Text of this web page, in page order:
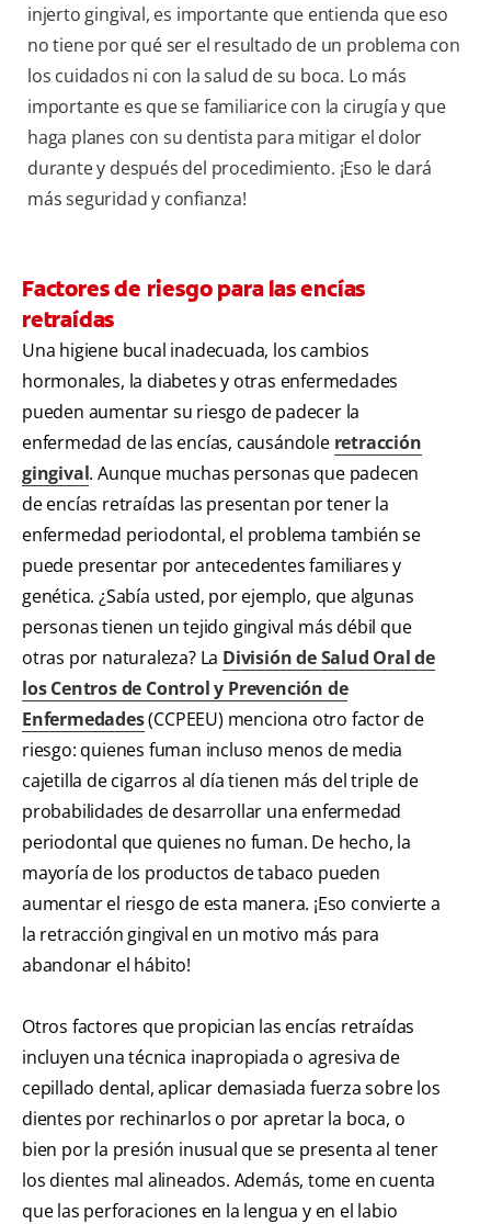
injerto gingival, es importante que entienda que eso
no tiene por qué ser el resultado de un problema con
los cuidados ni con la salud de su boca. Lo más
importante es que se familiarice con la cirugía y que
haga planes con su dentista para mitigar el dolor
durante y después del procedimiento. ¡Eso le dará
más seguridad y confianza!
Factores de riesgo para las encías
retraídas
Una higiene bucal inadecuada, los cambios
hormonales, la diabetes y otras enfermedades
pueden aumentar su riesgo de padecer la
enfermedad de las encías, causándole retracción
gingival. Aunque muchas personas que padecen
de encías retraídas las presentan por tener la
enfermedad periodontal, el problema también se
puede presentar por antecedentes familiares y
genética. ¿Sabía usted, por ejemplo, que algunas
personas tienen un tejido gingival más débil que
otras por naturaleza? La División de Salud Oral de
los Centros de Control y Prevención de
Enfermedades(CCPEEU) menciona otro factor de
riesgo: quienes fuman incluso menos de media
cajetilla de cigarros al día tienen más del triple de
probabilidades de desarrollar una enfermedad
periodontal que quienes no fuman. De hecho, la
mayoría de los productos de tabaco pueden
aumentar el riesgo de esta manera. ¡Eso convierte a
la retracción gingival en un motivo más para
abandonar el hábito!
Otros factores que propician las encías retraídas
incluyen una técnica inapropiada o agresiva de
cepillado dental, aplicar demasiada fuerza sobre los
dientes por rechinarlos o por apretar la boca, o
bien por la presión inusual que se presenta al tener
los dientes mal alineados. Además, tome en cuenta
que las perforaciones en la lengua y en el labio